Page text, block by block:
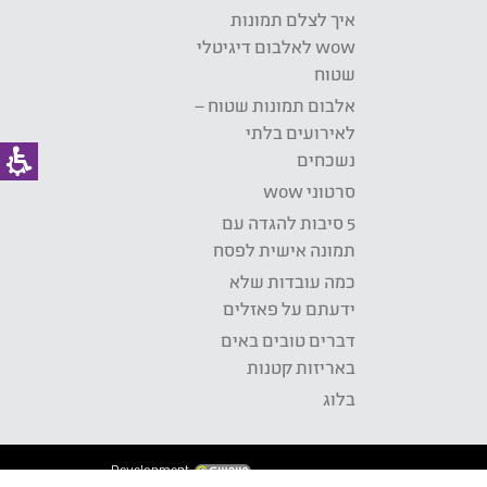
איך לצלם תמונות
wow לאלבום דיגיטלי
שטוח
אלבום תמונות שטוח –
לאירועים בלתי
נשכחים
סרטוני wow
5 סיבות להגדה עם
תמונה אישית לפסח
כמה עובדות שלא
ידעתם על פאזלים
דברים טובים באים
באריזות קטנות
בלוג
Development: